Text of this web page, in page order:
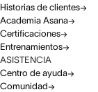
Historias de clientes
Academia Asana
Certificaciones
Entrenamientos
ASISTENCIA
Centro de ayuda
Comunidad